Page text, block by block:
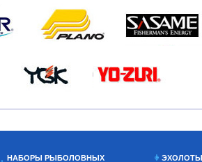
НАБОРЫ РЫБОЛОВНЫХ ЭХОЛОТЫ